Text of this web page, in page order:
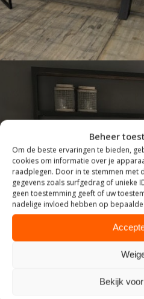
Beheer
Om de beste ervaringen te bieden,
cookies om informatie over je
raadplegen. Door in te stemmen met
gegevens zoals surfgedrag of unieke
geen toestemming geeft of uw
nadelige invloed hebben op
Bekijk